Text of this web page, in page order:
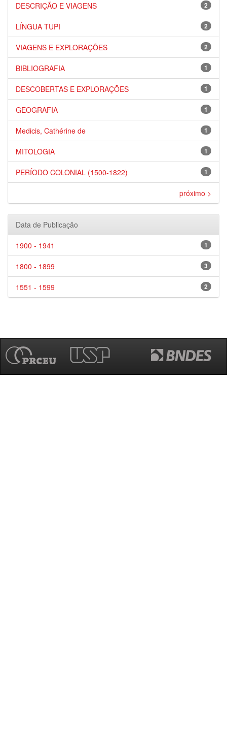
2
DESCRIÇÃO E VIAGENS
2
LÍNGUA TUPI
2
VIAGENS E EXPLORAÇÕES
1
BIBLIOGRAFIA
1
DESCOBERTAS E EXPLORAÇÕES
1
GEOGRAFIA
1
Medicis, Cathérine de
1
MITOLOGIA
1
PERÍODO COLONIAL (1500-1822)
próximo >
Data de Publicação
1
1900 - 1941
3
1800 - 1899
2
1551 - 1599